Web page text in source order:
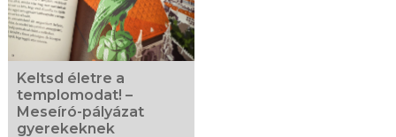
Keltsd életre a
templomodat! –
Meseíró-pályázat
gyerekeknek